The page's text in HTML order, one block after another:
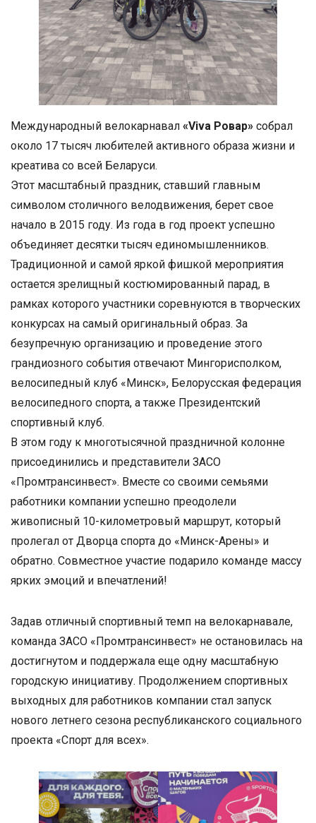
Международный велокарнавал «Viva Ровар» собрал
около 17 тысяч любителей активного образа жизни и
креатива со всей Беларуси.
Этот масштабный праздник, ставший главным
символом столичного велодвижения, берет свое
начало в 2015 году. Из года в год проект успешно
объединяет десятки тысяч единомышленников.
Традиционной и самой яркой фишкой мероприятия
остается зрелищный костюмированный парад, в
рамках которого участники соревнуются в творческих
конкурсах на самый оригинальный образ. За
безупречную организацию и проведение этого
грандиозного события отвечают Мингорисполком,
велосипедный клуб «Минск», Белорусская федерация
велосипедного спорта, а также Президентский
спортивный клуб.
В этом году к многотысячной праздничной колонне
присоединились и представители ЗАСО
«Промтрансинвест». Вместе со своими семьями
работники компании успешно преодолели
живописный 10-километровый маршрут, который
пролегал от Дворца спорта до «Минск-Арены» и
обратно. Совместное участие подарило команде массу
ярких эмоций и впечатлений!
Задав отличный спортивный темп на велокарнавале,
команда ЗАСО «Промтрансинвест» не остановилась на
достигнутом и поддержала еще одну масштабную
городскую инициативу. Продолжением спортивных
выходных для работников компании стал запуск
нового летнего сезона республиканского социального
проекта «Спорт для всех».